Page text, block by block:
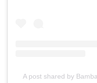
A post shared by